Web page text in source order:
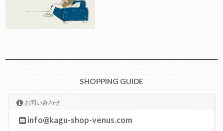
SHOPPING GUIDE
お問い合わせ
info@kagu-shop-venus.com